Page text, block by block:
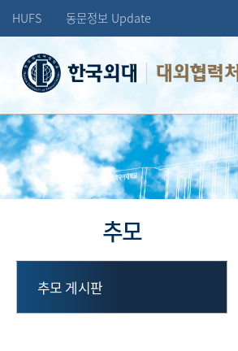
HUFS 동문정보 Update
대외협력처
추모
추모 게시판